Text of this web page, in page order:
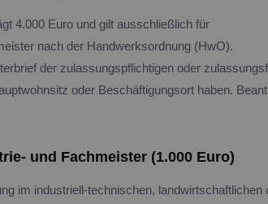
4.000 Euro und gilt ausschließlich für
nach der Handwerksordnung (HwO).
der zulassungspflichtigen oder
oder Beschäftigungsort haben.
und Fachmeister (1.000 Euro)
im industriell-technischen, landwirtschaftlichen